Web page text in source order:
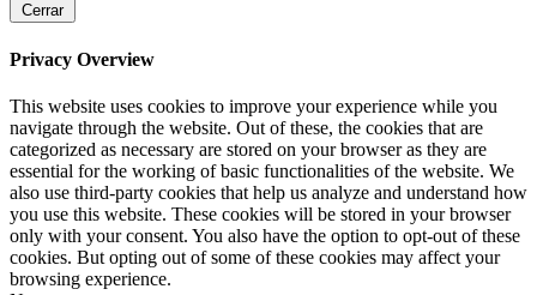
Cerrar
Privacy Overview
This website uses cookies to improve your experience while you
navigate through the website. Out of these, the cookies that are
categorized as necessary are stored on your browser as they are
essential for the working of basic functionalities of the website. We
also use third-party cookies that help us analyze and understand how
you use this website. These cookies will be stored in your browser
only with your consent. You also have the option to opt-out of these
cookies. But opting out of some of these cookies may affect your
browsing experience.